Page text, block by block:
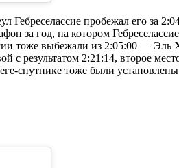
пробежал его за
за год, на котором
тоже выбежали из 2:05:00 —
результатом 2:21:14, второе
спутнике тоже были